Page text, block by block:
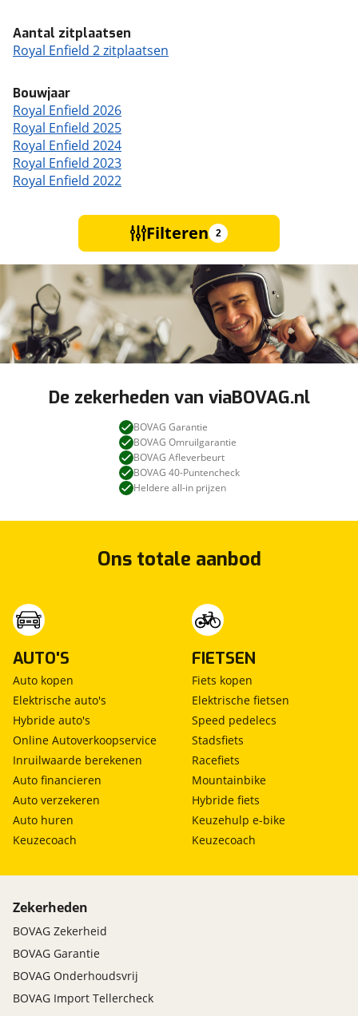
Aantal zitplaatsen
Royal Enfield 2 zitplaatsen
Bouwjaar
Royal Enfield 2026
Royal Enfield 2025
Royal Enfield 2024
Royal Enfield 2023
Royal Enfield 2022
Filteren 2
De zekerheden van viaBOVAG.nl
BOVAG Garantie
BOVAG Omruilgarantie
BOVAG Afleverbeurt
BOVAG 40-Puntencheck
Heldere all-in prijzen
Ons totale aanbod
AUTO'S
Auto kopen
Elektrische auto's
Hybride auto's
Online Autoverkoopservice
Inruilwaarde berekenen
Auto financieren
Auto verzekeren
Auto huren
Keuzecoach
FIETSEN
Fiets kopen
Elektrische fietsen
Speed pedelecs
Stadsfiets
Racefiets
Mountainbike
Hybride fiets
Keuzehulp e-bike
Keuzecoach
Zekerheden
BOVAG Zekerheid
BOVAG Garantie
BOVAG Onderhoudsvrij
BOVAG Import Tellercheck